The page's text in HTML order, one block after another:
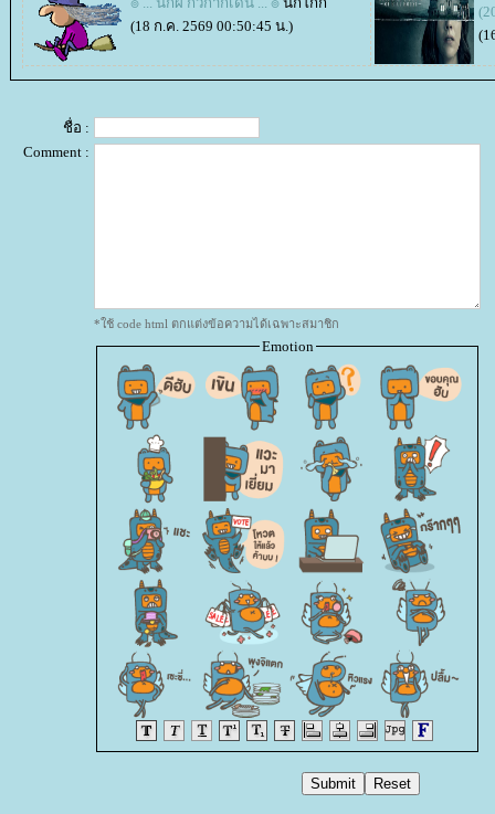
(18 ก.ค. 2569 00:50:45 น.)
ชื่อ :
Comment :
*ใช้ code html ตกแต่งข้อความได้เฉพาะสมาชิก
Emotion